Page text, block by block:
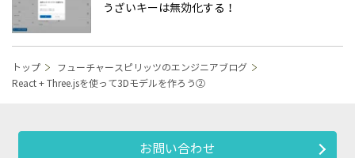
うざいキーは無効化する！
トップ
フューチャースピリッツのエンジニアブログ
React + Three.jsを使って3Dモデルを作ろう②
お問い合わせ